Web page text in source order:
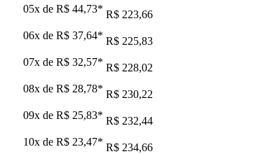
05x de R$ 44,73* R$ 223,66
06x de R$ 37,64* R$ 225,83
07x de R$ 32,57* R$ 228,02
08x de R$ 28,78* R$ 230,22
09x de R$ 25,83* R$ 232,44
10x de R$ 23,47* R$ 234,66